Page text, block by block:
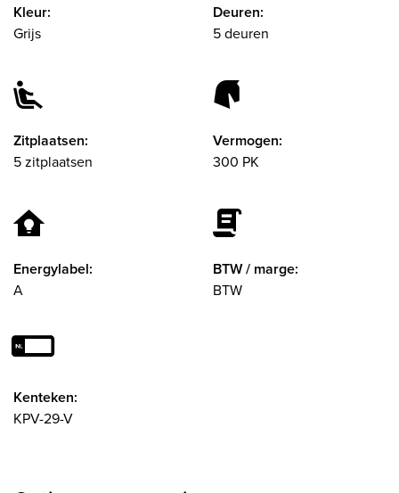
Kleur:
Grijs
Deuren:
5 deuren
Zitplaatsen:
5 zitplaatsen
Vermogen:
300 PK
Energylabel:
A
BTW / marge:
BTW
Kenteken:
KPV-29-V